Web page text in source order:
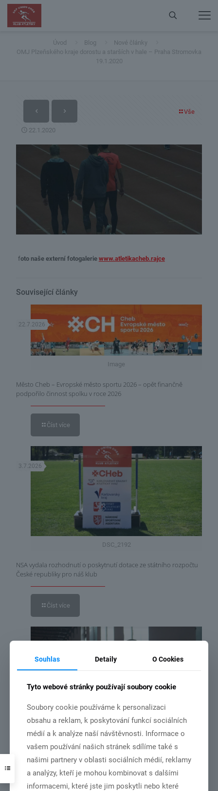
OMJ Plzeňského kraje dorostu a starších v hale – Praha
Úvod Blog
Nové články
OMJ Plzeňského kraje dorostu a starších v hale – Praha Stromovka
19.1.2020
Vše
22.1.2020
foto naše externí fotogalerie www.atletikacheb.rajce
Související články
Image
22.7.2026
Město Cheb – Evropské město sportu 2026 – opět finančně
podpořilo činnost spolku v roce 2026
Číst více
DSC_2192
3.7.2026
NSA vydala rozhodnutí o poskytnutí dotace ze státního rozpočtu
České republiky pro náš klub
Číst více
DSC01001
MČR dorost+junioři – Olomouc 27.6.-28.6.2026
Číst více
Souhlas Detaily O Cookies
Tyto webové stránky používají soubory cookie
Soubory cookie používáme k personalizaci
obsahu a reklam, k poskytování funkcí sociálních
médií a k analýze naší návštěvnosti. Informace o
vašem používání našich stránek sdílíme také s
našimi partnery v oblasti sociálních médií, reklamy
a analýzy, kteří je mohou kombinovat s dalšími
informacemi, které jste jim poskytli nebo které